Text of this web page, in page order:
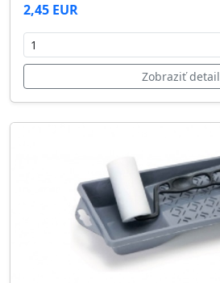
2,45 EUR
Zobraziť detail